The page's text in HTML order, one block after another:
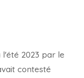
2023 par le
contesté